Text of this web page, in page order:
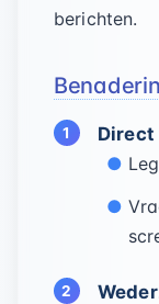
berichten.
Direct